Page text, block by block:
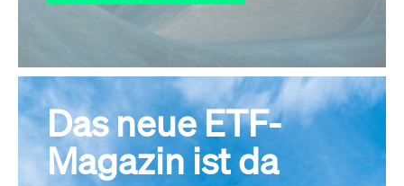
Alle Events
Das neue ETF-
Magazin ist da